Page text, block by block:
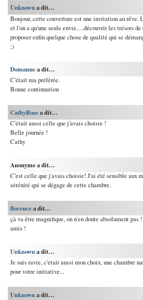
Unknowna dit…
Bonjour, cette couverture est une invitation au rêve.
et l'on a qu'une seule envie.....découvrir les trésors
proposer enfin quelque chose de qualité qui se
;)
Domannea dit…
C'était ma préférée.
Bonne continuation
CathyRosea dit…
C'était aussi celle que j'avais choisie !
Belle journée !
Cathy
Anonyme a dit…
C'est celle que j'avais choisie! J'ai été sensible aux
sérénité qui se dégage de cette chambre.
florencea dit…
çà va être magnifique, on n'en doute absolument
amis !
Unknowna dit…
Je suis ravie, c'etait aussi mon choix, une chambre
pour votre initiative...
Unknowna dit…